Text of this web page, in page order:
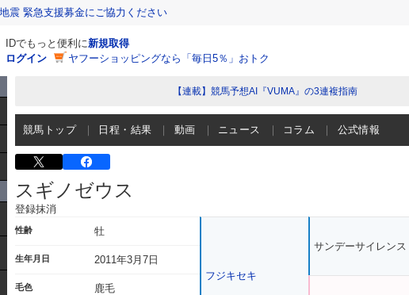
震 緊急支援募金にご協力ください
IDでもっと便利に新規取得
ログイン
ヤフーショッピングなら「毎日5％」おトク
【連載】競馬予想AI『VUMA』の3連複指南
競馬トップ 日程・結果 動画 ニュース コラム 公式情報
スギノゼウス
登録抹消
性齢 牡
生年月日 2011年3月7日
毛色 鹿毛
フジキセキ
サンデーサイレンス